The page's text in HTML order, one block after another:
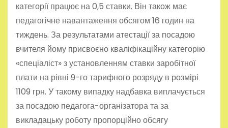
категорії працює на 0,5 ставки. Він також має
педагогічне навантаження обсягом 16 годин на
тиждень. За результатами атестації за посадою
вчителя йому присвоєно кваліфікаційну категорію
«спеціаліст» з установленням ставки заробітної
плати на рівні 9-го тарифного розряду в розмірі
1109 грн. У такому випадку надбавка виплачується
за посадою педагога-організатора та за
викладацьку роботу пропорційно обсягу